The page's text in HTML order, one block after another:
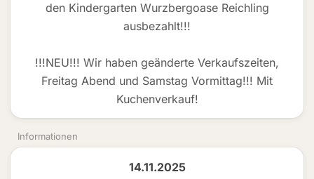
den Kindergarten Wurzbergoase Reichling
ausbezahlt!!!
!!!NEU!!! Wir haben geänderte Verkaufszeiten,
Freitag Abend und Samstag Vormittag!!! Mit
Kuchenverkauf!
Informationen
14.11.2025